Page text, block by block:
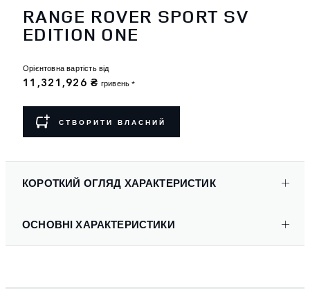
RANGE ROVER SPORT SV
EDITION ONE
Орієнтовна вартість від
11,321,926 ₴ гривень *
СТВОРИТИ ВЛАСНИЙ
КОРОТКИЙ ОГЛЯД ХАРАКТЕРИСТИК
ОСНОВНІ ХАРАКТЕРИСТИКИ